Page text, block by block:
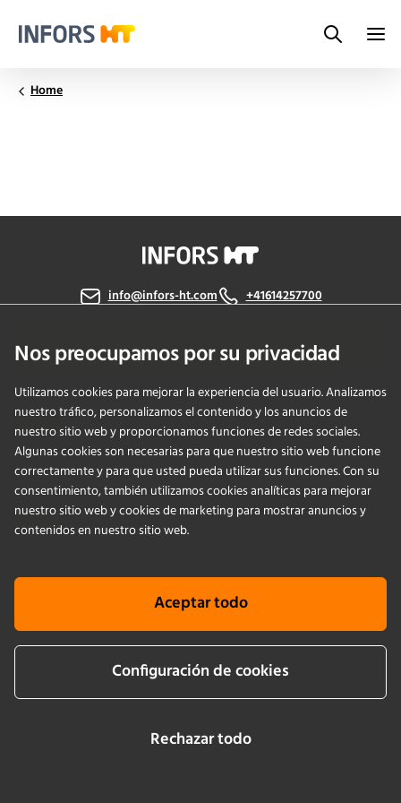
Search
Home
Nos preocupamos por su privacidad
Utilizamos cookies para mejorar la experiencia del usuario. Analizamos
nuestro tráfico, personalizamos el contenido y los anuncios de
nuestro sitio web y proporcionamos funciones de redes sociales.
Algunas cookies son necesarias para que nuestro sitio web funcione
correctamente y para que usted pueda utilizar sus funciones. Con su
consentimiento, también utilizamos cookies analíticas para mejorar
nuestro sitio web y cookies de marketing para mostrar anuncios y
contenidos en nuestro sitio web.
Aceptar todo
Configuración de cookies
Rechazar todo
info@infors-ht.com +41614257700
Contáctanos
PRODUCTS
APPLICATIONS
SERVICIOS
EMPRESA
KNOWLEDGE
Cookie info Terms & conditions
Aviso legal
LinkedInYouTubeInstagram